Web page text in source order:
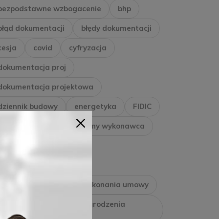
wzbogacenie bhp
dokumentacji błędy dokumentacji
covid cyfryzacja
proj
projektowa
budowy energetyka FIDIC
generalny wykonawca
gwarancja należytego wykonania umowy
gwarancja zapłaty wynagrodzenia
wykonawcy